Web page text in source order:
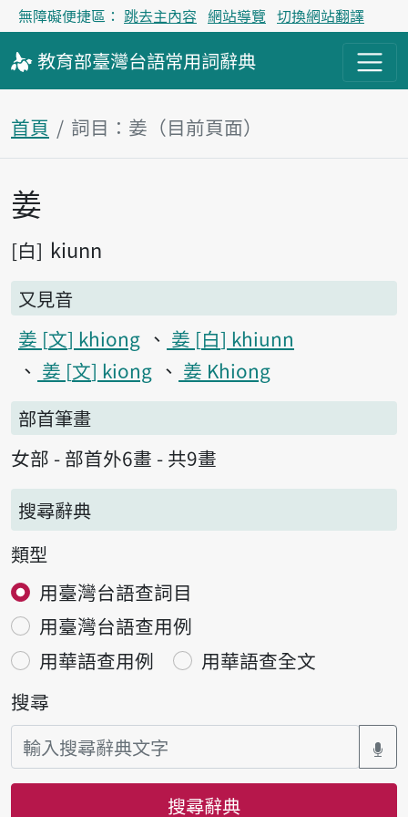
無障礙便捷區： 跳去主內容 網站導覽 切換網站翻譯
教育部臺灣台語常用詞辭典
首頁 詞目：姜（目前頁面）
主內容區塊
姜
白 kiunn
又見音
姜 文 khiong 姜 白 khiunn
姜 文 kiong
姜 Khiong
部首筆畫
女部 - 部首外6畫 - 共9畫
搜尋辭典
類型
用臺灣台語查詞目
用臺灣台語查用例
用華語查用例
用華語查全文
搜尋
搜尋辭典